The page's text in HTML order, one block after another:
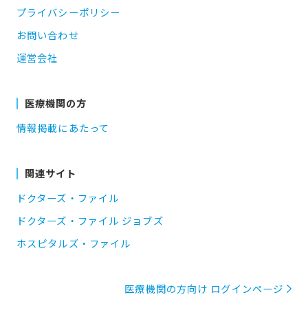
プライバシーポリシー
お問い合わせ
運営会社
医療機関の方
情報掲載にあたって
関連サイト
ドクターズ・ファイル
ドクターズ・ファイル ジョブズ
ホスピタルズ・ファイル
医療機関の方向け ログインページ